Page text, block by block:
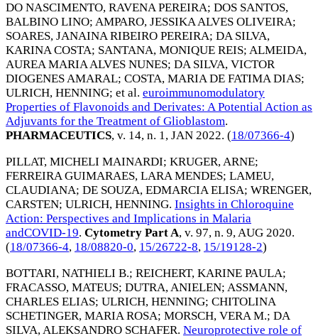
DO NASCIMENTO, RAVENA PEREIRA; DOS SANTOS,
BALBINO LINO; AMPARO, JESSIKA ALVES OLIVEIRA;
SOARES, JANAINA RIBEIRO PEREIRA; DA SILVA,
KARINA COSTA; SANTANA, MONIQUE REIS; ALMEIDA,
AUREA MARIA ALVES NUNES; DA SILVA, VICTOR
DIOGENES AMARAL; COSTA, MARIA DE FATIMA DIAS;
ULRICH, HENNING; et al. euroimmunomodulatory
Properties of Flavonoids and Derivates: A Potential Action as
Adjuvants for the Treatment of Glioblastom.
PHARMACEUTICS, v. 14, n. 1, JAN 2022. (18/07366-4)
PILLAT, MICHELI MAINARDI; KRUGER, ARNE;
FERREIRA GUIMARAES, LARA MENDES; LAMEU,
CLAUDIANA; DE SOUZA, EDMARCIA ELISA; WRENGER,
CARSTEN; ULRICH, HENNING. Insights in Chloroquine
Action: Perspectives and Implications in Malaria
andCOVID-19. Cytometry Part A, v. 97, n. 9,AUG 2020.
(18/07366-4, 18/08820-0, 15/26722-8, 15/19128-2)
BOTTARI, NATHIELI B.; REICHERT, KARINE PAULA;
FRACASSO, MATEUS; DUTRA, ANIELEN; ASSMANN,
CHARLES ELIAS; ULRICH, HENNING; CHITOLINA
SCHETINGER, MARIA ROSA; MORSCH, VERA M.; DA
SILVA, ALEKSANDRO SCHAFER. Neuroprotective role of